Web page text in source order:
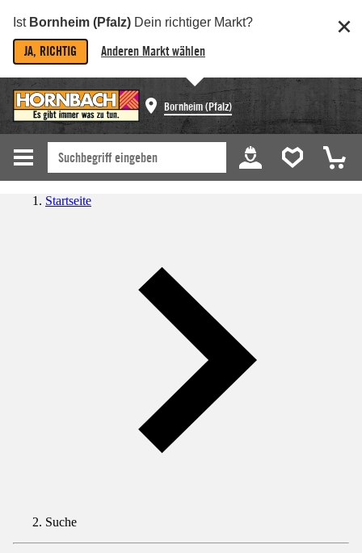
Ist Bornheim (Pfalz) Dein richtiger Markt?
JA, RICHTIG Anderen Markt wählen
Bornheim (Pfalz)
Startseite
Suche